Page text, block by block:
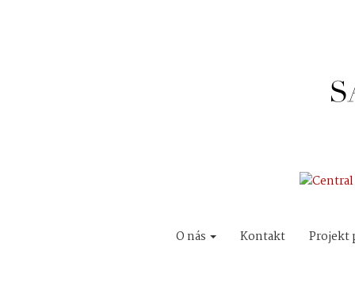
O nás Kontakt Projekt